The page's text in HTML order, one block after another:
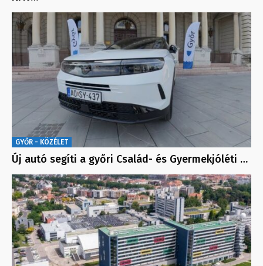
GYŐR - KÖZÉLET
Új autó segíti a győri Család- és Gyermekjóléti …